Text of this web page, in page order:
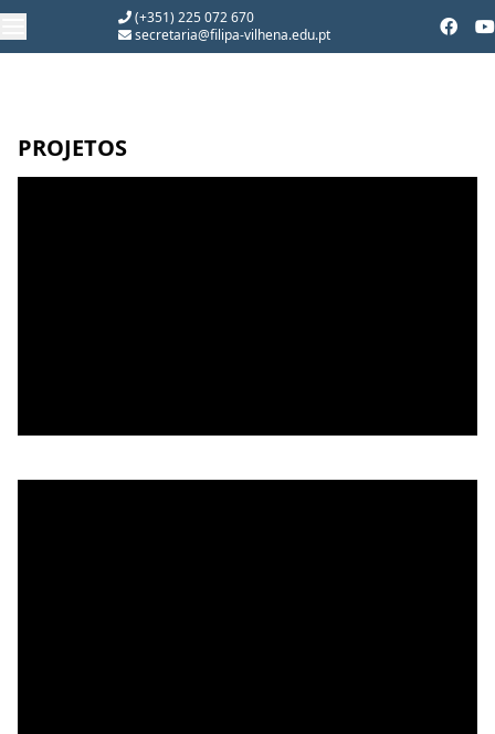
(+351) 225 072 670
secretaria@filipa-vilhena.edu.pt
PROJETOS